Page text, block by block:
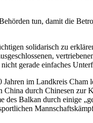
tun, damit die
solidarisch zu
gerade einfaches
im Landkreis
durch Chinesen
des Balkan durch einige